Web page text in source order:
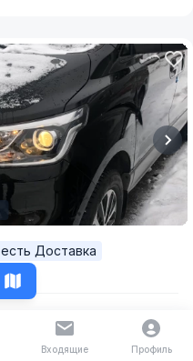
есть Доставка
Входящие Профиль